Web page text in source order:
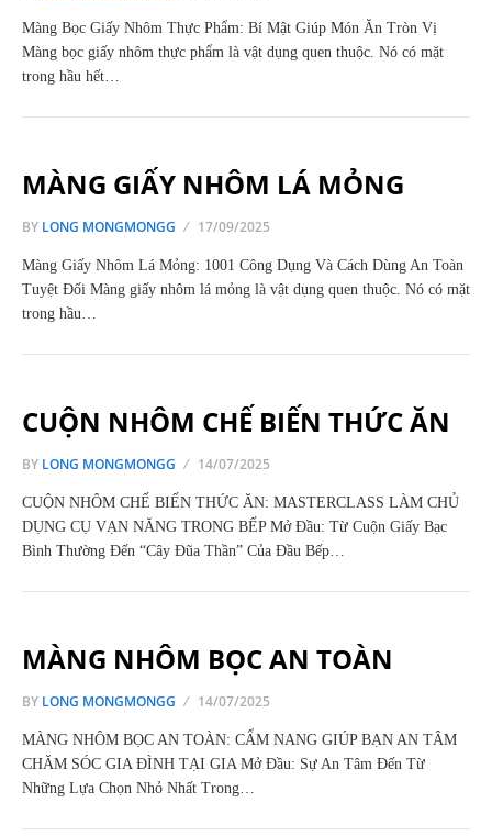
Màng Bọc Giấy Nhôm Thực Phẩm: Bí Mật Giúp Món Ăn Tròn Vị
Màng bọc giấy nhôm thực phẩm là vật dụng quen thuộc. Nó có mặt
trong hầu hết…
MÀNG GIẤY NHÔM LÁ MỎNG
BY LONG MONGMONGG 17/09/2025
Màng Giấy Nhôm Lá Mỏng: 1001 Công Dụng Và Cách Dùng An Toàn
Tuyệt Đối Màng giấy nhôm lá mỏng là vật dụng quen thuộc. Nó có mặt
trong hầu…
CUỘN NHÔM CHẾ BIẾN THỨC ĂN
BY LONG MONGMONGG 14/07/2025
CUỘN NHÔM CHẾ BIẾN THỨC ĂN: MASTERCLASS LÀM CHỦ
DỤNG CỤ VẠN NĂNG TRONG BẾP Mở Đầu: Từ Cuộn Giấy Bạc
Bình Thường Đến “Cây Đũa Thần” Của Đầu Bếp…
MÀNG NHÔM BỌC AN TOÀN
BY LONG MONGMONGG 14/07/2025
MÀNG NHÔM BỌC AN TOÀN: CẨM NANG GIÚP BẠN AN TÂM
CHĂM SÓC GIA ĐÌNH TẠI GIA Mở Đầu: Sự An Tâm Đến Từ
Những Lựa Chọn Nhỏ Nhất Trong…